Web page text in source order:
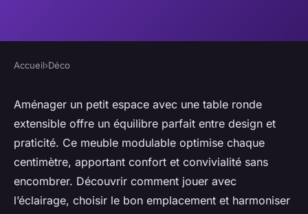
Accueil›Déco
Aménager un petit espace avec une table ronde
extensible offre un équilibre parfait entre design et
praticité. Ce meuble modulable optimise chaque
centimètre, apportant confort et convivialité sans
encombrer. Découvrir comment jouer avec
l’éclairage, choisir le bon emplacement et harmoniser